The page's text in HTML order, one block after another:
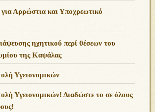
Αρρώστια και Υποχρεωτικό
ηχητικού περί θέσεων του
της Καψάλας
Υγειονομικών
Υγειονομικών! Διαδώστε το σε όλους